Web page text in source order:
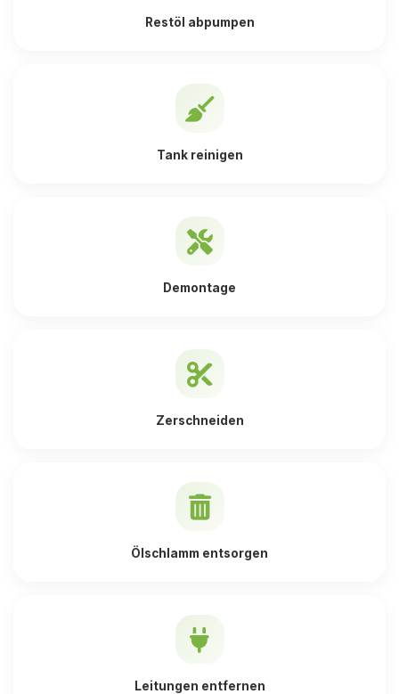
Restöl abpumpen
Tank reinigen
Demontage
Zerschneiden
Ölschlamm entsorgen
Leitungen entfernen